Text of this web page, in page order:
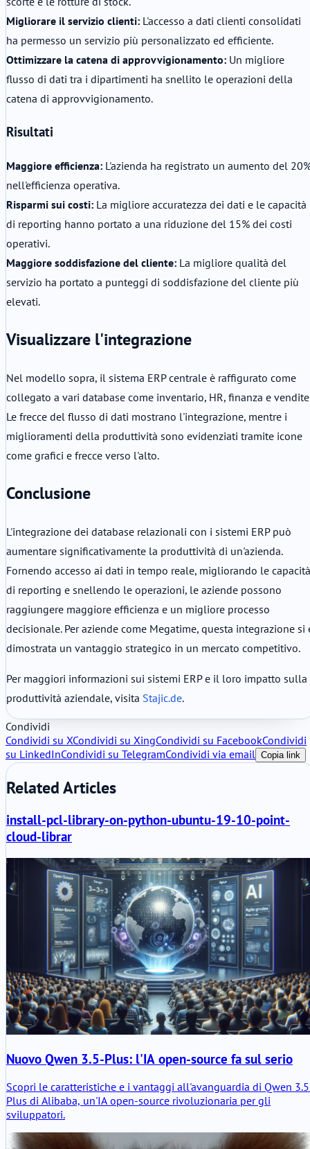
Migliorare il servizio clienti: L'accesso a dati clienti consolidati
ha permesso un servizio più personalizzato ed efficiente.
Ottimizzare la catena di approvvigionamento: Un migliore
flusso di dati tra i dipartimenti ha snellito le operazioni della
catena di approvvigionamento.
Risultati
Maggiore efficienza: L'azienda ha registrato un aumento del
nell'efficienza operativa.
Risparmi sui costi: La migliore accuratezza dei dati e le capacità
di reporting hanno portato a una riduzione del 15% dei costi
operativi.
Maggiore soddisfazione del cliente: La migliore qualità del
servizio ha portato a punteggi di soddisfazione del cliente più
elevati.
Visualizzare l'integrazione
Nel modello sopra, il sistema ERP centrale è raffigurato come
collegato a vari database come inventario, HR, finanza e vendite.
Le frecce del flusso di dati mostrano l'integrazione, mentre i
miglioramenti della produttività sono evidenziati tramite icone
come grafici e frecce verso l'alto.
Conclusione
L'integrazione dei database relazionali con i sistemi ERP può
aumentare significativamente la produttività di un'azienda.
Fornendo accesso ai dati in tempo reale, migliorando le capacità
di reporting e snellendo le operazioni, le aziende possono
raggiungere maggiore efficienza e un migliore processo
decisionale. Per aziende come Megatime, questa integrazione si
dimostrata un vantaggio strategico in un mercato competitivo.
Per maggiori informazioni sui sistemi ERP e il loro impatto sulla
produttività aziendale, visita Stajic.de.
Condividi
Condividi su XCondividi su XingCondividi su FacebookCondividi
su LinkedInCondividi su TelegramCondividi via email Copia link
Related Articles
install-pcl-library-on-python-ubuntu-19-10-point-
cloud-librar
Nuovo Qwen 3.5-Plus: l'IA open-source fa sul serio
Scopri le caratteristiche e i vantaggi all'avanguardia di Qwen
Plus di Alibaba, un'IA open-source rivoluzionaria per gli
sviluppatori.